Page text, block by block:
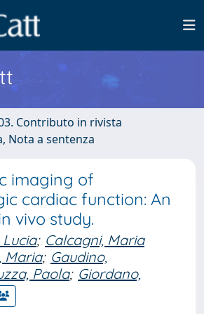
Contributo in rivista
Nota a sentenza
imaging of
cardiac function: An
vivo study.
; Calcagni, Maria
Maria; Gaudino,
Paola; Giordano,